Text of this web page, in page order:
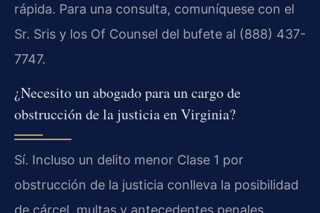
rápida. Para una consulta, comuníquese con el
Sr. Sris y los Of Counsel del bufete al (888) 437-
7747.
¿Necesito un abogado para un cargo de
obstrucción de la justicia en Virginia?
Sí. Incluso un delito menor Clase 1 por
obstrucción de la justicia conlleva la posibilidad
de cárcel, multas y antecedentes penales